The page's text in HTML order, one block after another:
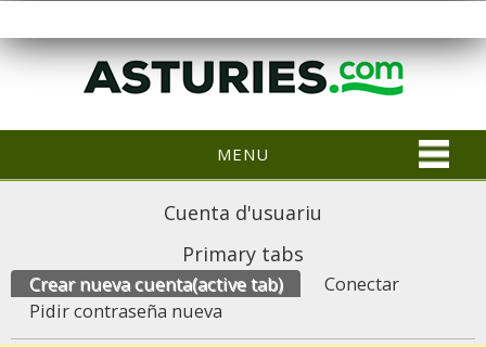
MENU
Cuenta d'usuariu
Primary tabs
Crear nueva cuenta(active tab)
Conectar
Pidir contraseña nueva